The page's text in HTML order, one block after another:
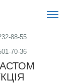
88-55
70-36